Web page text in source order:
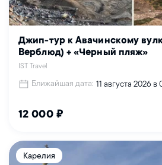
Джип-тур к Авачинскому
Верблюд) + «Черный пляж»
IST Travel
Ближайшая дата: 11 августа 2026 в
12 000 ₽
Карелия